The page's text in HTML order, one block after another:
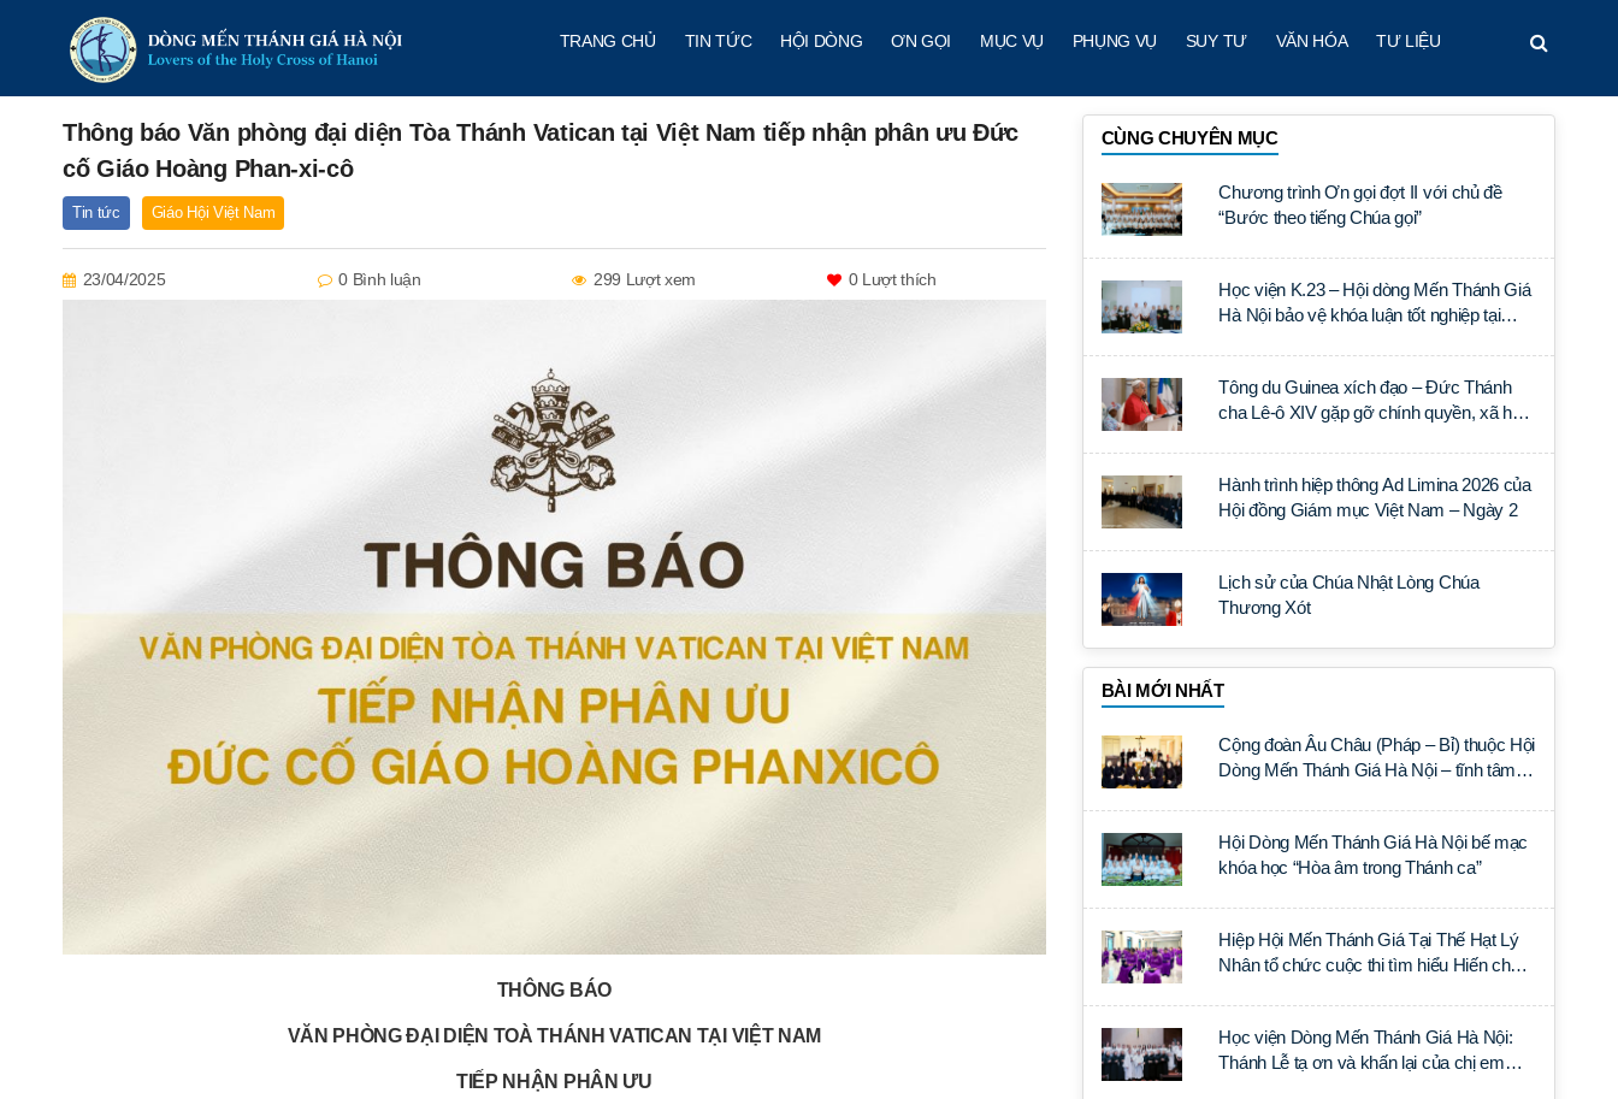
TRANG CHỦ TIN TỨC HỘI DÒNG ƠN GỌI MỤC VỤ PHỤNG VỤ SUY TƯ VĂN HÓA TƯ LIỆU
Thông báo Văn phòng đại diện Tòa Thánh Vatican tại Việt Nam tiếp nhận phân ưu Đức
cố Giáo Hoàng Phan-xi-cô
Tin tức Giáo Hội Việt Nam
23/04/2025 0 Bình luận 299 Lượt xem 0Lượt thích
THÔNG BÁO
VĂN PHÒNG ĐẠI DIỆN TOÀ THÁNH VATICAN TẠI VIỆT NAM
TIẾP NHẬN PHÂN ƯU
CÙNG CHUYÊN MỤC
Chương trình Ơn gọi đợt II với chủ đề
“Bước theo tiếng Chúa gọi”
Học viện K.23 – Hội dòng Mến Thánh Giá
Hà Nội bảo vệ khóa luận tốt nghiệp tại
Tông du Guinea xích đạo – Đức Thánh
cha Lê-ô XIV gặp gỡ chính quyền, xã hội
Hành trình hiệp thông Ad Limina 2026 của
Hội đồng Giám mục Việt Nam – Ngày 2
Lịch sử của Chúa Nhật Lòng Chúa
Thương Xót
BÀI MỚI NHẤT
Cộng đoàn Âu Châu (Pháp – Bỉ) thuộc Hội
Dòng Mến Thánh Giá Hà Nội – tĩnh tâm
Hội Dòng Mến Thánh Giá Hà Nội bế mạc
khóa học “Hòa âm trong Thánh ca”
Hiệp Hội Mến Thánh Giá Tại Thế Hạt Lý
Nhân tổ chức cuộc thi tìm hiểu Hiến chế
Học viện Dòng Mến Thánh Giá Hà Nội:
Thánh Lễ tạ ơn và khấn lại của chị em